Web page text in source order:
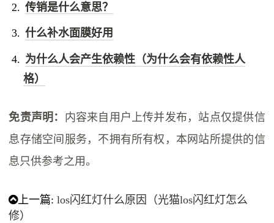
传销是什么意思？
什么补水面膜好用
为什么人会产生依赖性（为什么会有依赖性人
格）
免责声明： 内容来自用户上传并发布，站点仅提供信
息存储空间服务，不拥有所有权，本网站所提供的信
息只供参考之用。
上一篇:los闪红灯什么原因（光猫los闪红灯怎么
修）